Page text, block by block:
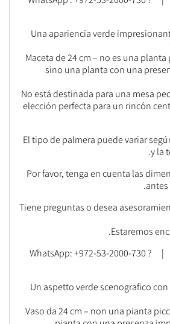
Una apariencia verde
Maceta de 24 cm – no es una
sino una planta con una
No está destinada para una mesa
elección perfecta para un rincón
El tipo de palmera puede variar
y la
Por favor, tenga en cuenta las
¿Tiene preguntas o desea
Estaremos
Un aspetto verde scenografico
Vaso da 24 cm – non una pianta